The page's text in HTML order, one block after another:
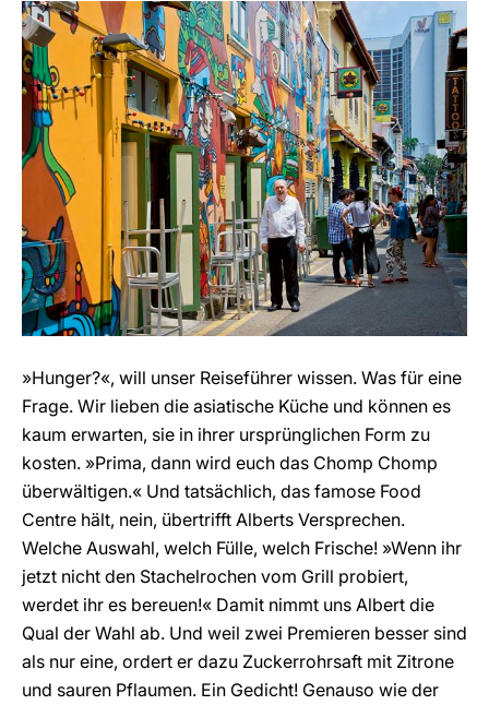
»Hunger?«, will unser Reiseführer wissen. Was für eine
Frage. Wir lieben die asiatische Küche und können es
kaum erwarten, sie in ihrer ursprünglichen Form zu
kosten. »Prima, dann wird euch das Chomp Chomp
überwältigen.« Und tatsächlich, das famose Food
Centre hält, nein, übertrifft Alberts Versprechen.
Welche Auswahl, welch Fülle, welch Frische! »Wenn ihr
jetzt nicht den Stachelrochen vom Grill probiert,
werdet ihr es bereuen!« Damit nimmt uns Albert die
Qual der Wahl ab. Und weil zwei Premieren besser sind
als nur eine, ordert er dazu Zuckerrohrsaft mit Zitrone
und sauren Pflaumen. Ein Gedicht! Genauso wie der